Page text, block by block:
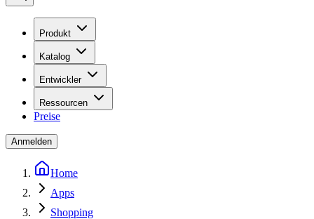
Produkt
Katalog
Entwickler
Ressourcen
Preise
Anmelden
Home
Apps
Shopping